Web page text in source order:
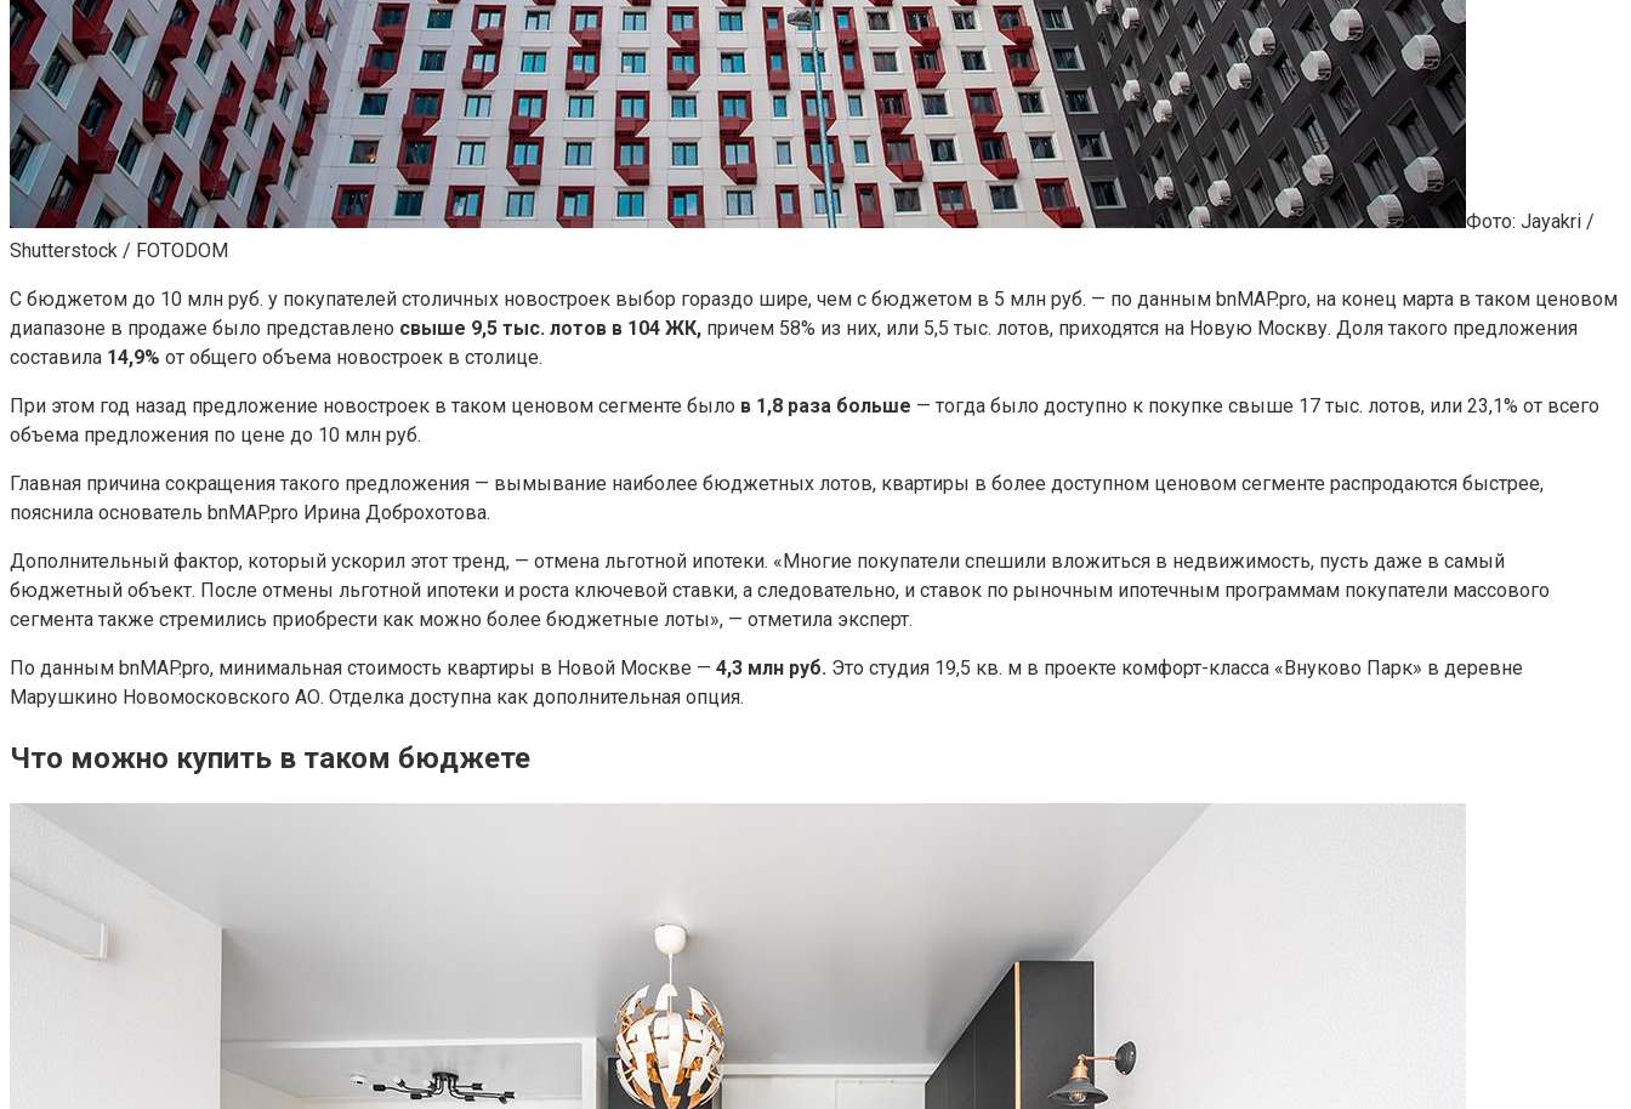
Фото: Jayakri /
Shutterstock / FOTODOM
С бюджетом до 10 млн руб. у покупателей столичных новостроек выбор гораздо шире, чем с бюджетом в 5 млн руб. — по данным bnMAP.pro, на конец марта в таком ценовом
диапазоне в продаже было представлено свыше 9,5 тыс. лотов в 104 ЖК, причем 58% из них, или 5,5 тыс. лотов, приходятся на Новую Москву. Доля такого предложения
составила 14,9% от общего объема новостроек в столице.
При этом год назад предложение новостроек в таком ценовом сегменте было в 1,8 раза больше — тогда было доступно к покупке свыше 17 тыс. лотов, или 23,1% от всего
объема предложения по цене до 10 млн руб.
Главная причина сокращения такого предложения — вымывание наиболее бюджетных лотов, квартиры в более доступном ценовом сегменте распродаются быстрее,
пояснила основатель bnMAP.pro Ирина Доброхотова.
Дополнительный фактор, который ускорил этот тренд, — отмена льготной ипотеки. «Многие покупатели спешили вложиться в недвижимость, пусть даже в самый
бюджетный объект. После отмены льготной ипотеки и роста ключевой ставки, а следовательно, и ставок по рыночным ипотечным программам покупатели массового
сегмента также стремились приобрести как можно более бюджетные лоты», — отметила эксперт.
По данным bnMAP.pro, минимальная стоимость квартиры в Новой Москве — 4,3 млн руб. Это студия 19,5 кв. м в проекте комфорт-класса «Внуково Парк» в деревне
Марушкино Новомосковского АО. Отделка доступна как дополнительная опция.
Что можно купить в таком бюджете